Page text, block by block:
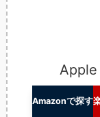
Apple
Amazonで探す